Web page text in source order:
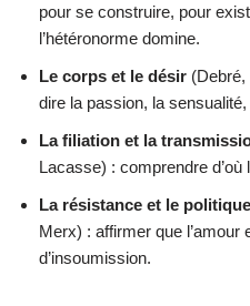
pour se construire, pour
l’hétéronorme domine.
Le corps et le désir (Debré,
dire la passion, la
La filiation et la
Lacasse) : comprendre d’où
La résistance et le politique
Merx) : affirmer que
d’insoumission.